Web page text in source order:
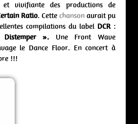
et vivifiante des productions de
Ratio. Cette chanson aurait pu
compilations du label DCR:
». Une Front Wave
le Dance Floor. En concert à
!!!